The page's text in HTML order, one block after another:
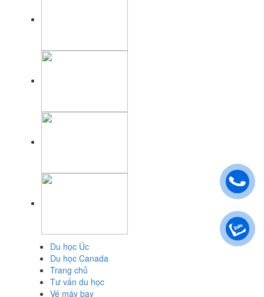
Du học Úc
Du học Canada
Trang chủ
Tư vấn du học
Vé máy bay